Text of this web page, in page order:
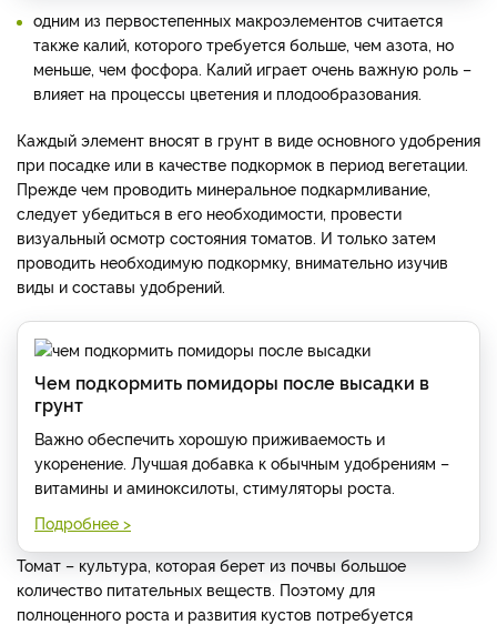
одним из первостепенных макроэлементов считается
также калий, которого требуется больше, чем азота, но
меньше, чем фосфора. Калий играет очень важную роль –
влияет на процессы цветения и плодообразования.
Каждый элемент вносят в грунт в виде основного удобрения
при посадке или в качестве подкормок в период вегетации.
Прежде чем проводить минеральное подкармливание,
следует убедиться в его необходимости, провести
визуальный осмотр состояния томатов. И только затем
проводить необходимую подкормку, внимательно изучив
виды и составы удобрений.
Чем подкормить помидоры после высадки в
грунт
Важно обеспечить хорошую приживаемость и
укоренение. Лучшая добавка к обычным удобрениям –
витамины и аминоксилоты, стимуляторы роста.
Подробнее >
Томат – культура, которая берет из почвы большое
количество питательных веществ. Поэтому для
полноценного роста и развития кустов потребуется